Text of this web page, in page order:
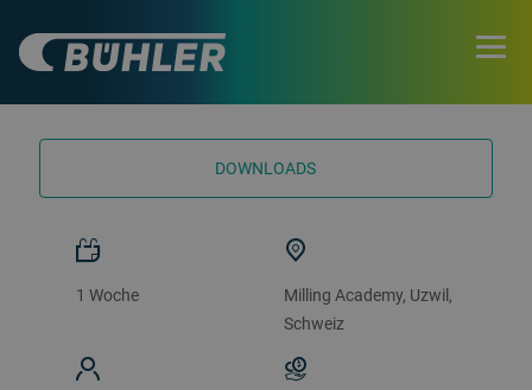
TERMINE UND BUCHUNG
DOWNLOADS
1 Woche
Milling Academy, Uzwil,
Schweiz